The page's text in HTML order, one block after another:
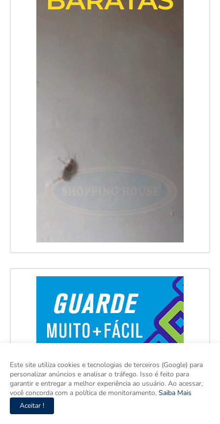
Este site utiliza cookies e tecnologias de terceiros (Google) para
personalizar anúncios e analisar o tráfego. Isso é feito para
garantir e entregar a melhor experiência ao usuário. Ao acessar,
você concorda com a política de monitoramento. Saiba Mais
Aceitar !